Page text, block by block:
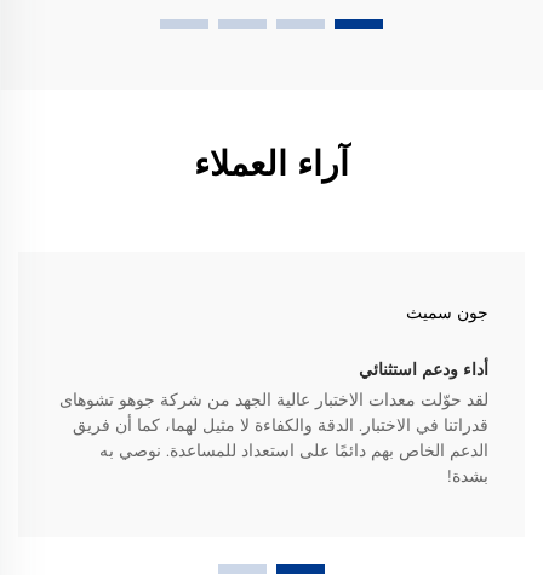
آراء العملاء
جون سميث
أداء ودعم استثنائي
لقد حوّلت معدات الاختبار عالية الجهد من شركة جوهو تشوهاى
قدراتنا في الاختبار. الدقة والكفاءة لا مثيل لهما، كما أن فريق
الدعم الخاص بهم دائمًا على استعداد للمساعدة. نوصي به
بشدة!